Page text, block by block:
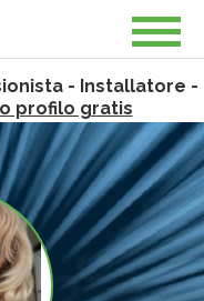
- Installatore -
profilo gratis